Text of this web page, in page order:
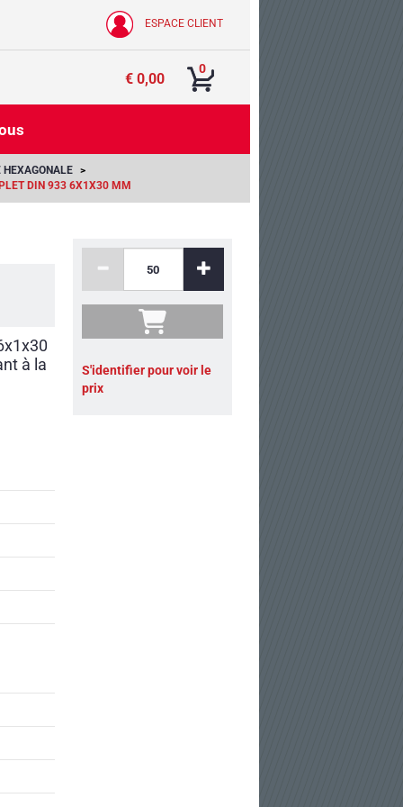
ESPACE CLIENT
0
€ 0,00
DIN 933 6X1X30 MM
à la
S'identifier pour voir le
prix